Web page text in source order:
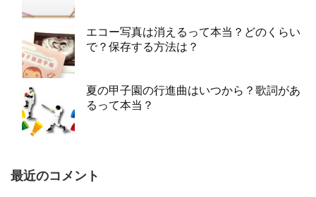
エコー写真は消えるって本当？どのくらい
で？保存する方法は？
夏の甲子園の行進曲はいつから？歌詞があ
るって本当？
最近のコメント